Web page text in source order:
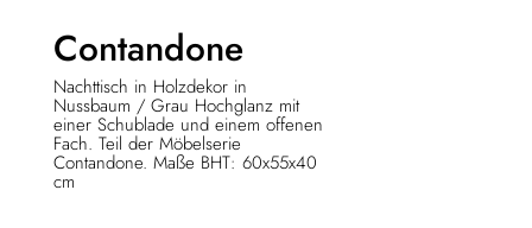
Contandone
Nachttisch in Holzdekor in
Nussbaum / Grau Hochglanz mit
einer Schublade und einem offenen
Fach. Teil der Möbelserie
Contandone. Maße BHT: 60x55x40
cm